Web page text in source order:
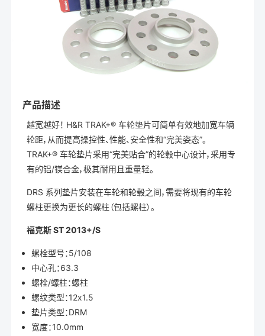
产品描述
越宽越好！ H&R TRAK+® 车轮垫片可简单有效地加宽车辆
轮距，从而提高操控性、性能、安全性和“完美姿态”。
TRAK+® 车轮垫片采用“完美贴合”的轮毂中心设计，采用专
有的铝/镁合金，极其耐用且重量轻。
DRS 系列垫片安装在车轮和轮毂之间，需要将现有的车轮
螺柱更换为更长的螺柱（包括螺柱）。
福克斯 ST 2013+/S
螺栓型号：5/108
中心孔：63.3
螺栓/螺柱：螺柱
螺纹类型：12x1.5
垫片类型：DRM
宽度：10.0mm